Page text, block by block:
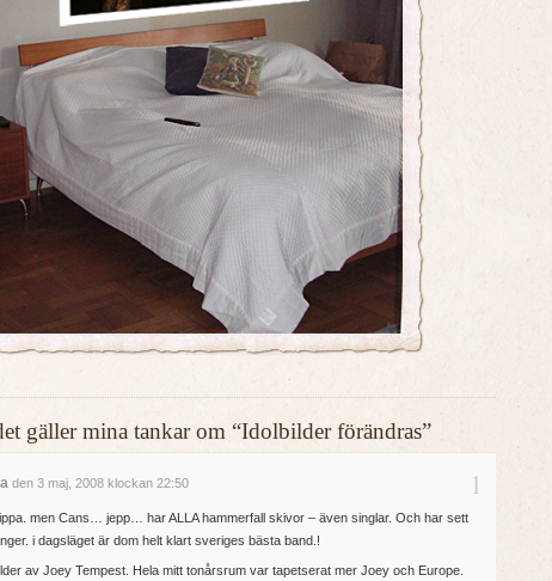
gäller mina tankar om “Idolbilder förändras”
den 3 maj, 2008 klockan 22:50 1
men Cans… jepp… har ALLA hammerfall skivor – även singlar. Och har sett
i dagsläget är dom helt klart sveriges bästa band.!
av Joey Tempest. Hela mitt tonårsrum var tapetserat mer Joey och Europe.